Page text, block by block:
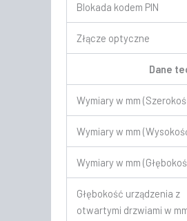
Blokada kodem PIN
Złącze optyczne
Dane
Wymiary w mm
Wymiary w mm
Wymiary w mm
Głębokość urządzenia z
otwartymi drzwiami w